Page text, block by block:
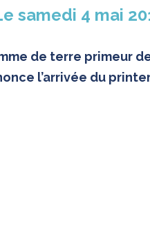
samedi 4 mai
de terre primeur
l’arrivée du